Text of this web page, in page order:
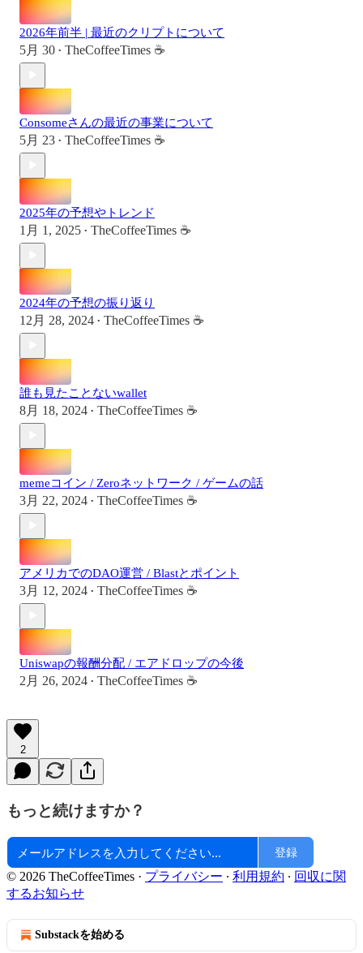
2026年前半 | 最近のクリプトについて
5月 30 • TheCoffeeTimes ☕
Consomeさんの最近の事業について
5月 23 • TheCoffeeTimes ☕
2025年の予想やトレンド
1月 1, 2025 • TheCoffeeTimes ☕
2024年の予想の振り返り
12月 28, 2024 • TheCoffeeTimes ☕
誰も見たことないwallet
8月 18, 2024 • TheCoffeeTimes ☕
memeコイン / Zeroネットワーク / ゲームの話
3月 22, 2024 • TheCoffeeTimes ☕
アメリカでのDAO運営 / Blastとポイント
3月 12, 2024 • TheCoffeeTimes ☕
Uniswapの報酬分配 / エアドロップの今後
2月 26, 2024 • TheCoffeeTimes ☕
2
もっと続けますか？
登録
© 2026 TheCoffeeTimes · プライバシー ∙ 利用規約 ∙ 回収に関
するお知らせ
Substackを始める